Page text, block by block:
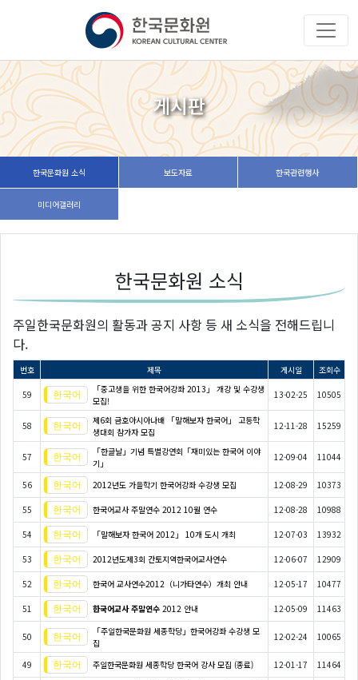
게시판
한국문화원 소식 보도자료 한국관련행사
미디어갤러리
한국문화원 소식
주일한국문화원의 활동과 공지 사항 등 새 소식을 전해드립니
다.
번호 제목 게시일 조회수
59
「중고생을 위한 한국어강좌 2013」 개강 및 수강생
모집!
13-02-25 10505
58
제6회 금호아시아나배 「말해보자 한국어」 고등학
생대회 참가자 모집
12-11-28 15259
57
「한글날」기념 특별강연회「재미있는 한국어 이야
기」
12-09-04 11044
56 2012년도 가을학기 한국어강좌 수강생 모집 12-08-29 10373
55 한국어교사 주말연수 2012 10월 연수 12-08-28 10988
54 「말해보자 한국어 2012」 10개 도시 개최 12-07-03 13932
53 2012년도제3회 간토지역한국어교사연수 12-06-07 12909
52 한국어 교사연수2012（니가타연수）개최 안내 12-05-17 10477
51 한국어교사 주말연수 2012 안내 12-05-09 11463
50
「주일한국문화원 세종학당」한국어강좌 수강생 모
집
12-02-24 10065
49 주일한국문화원 세종학당 한국어 강사 모집 (종료) 12-01-17 11464